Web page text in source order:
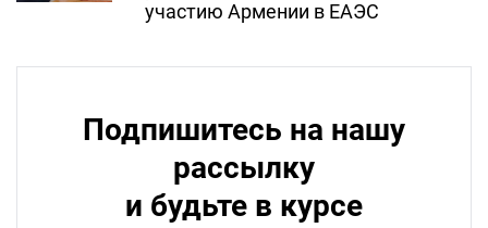
участию Армении в ЕАЭС
Подпишитесь на нашу
рассылку
и будьте в курсе